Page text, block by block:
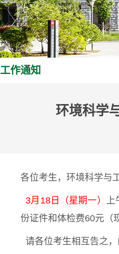
工作通知
环境科学
各位考生，环境科学与
3月18日（星期一） 上
份证件和体检费60元（
请各位考生相互告之